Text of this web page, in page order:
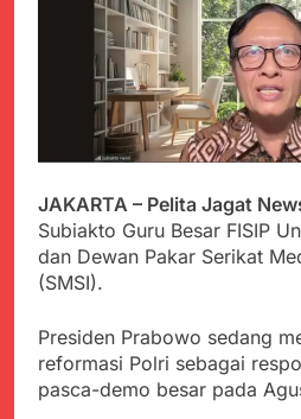
Juli
Juli
Juli
Juli
JAKARTA – Pelita Jagat
Subiakto Guru Besar FISIP
dan Dewan Pakar Serikat
(SMSI).
Presiden Prabowo sedang
reformasi Polri sebagai
pasca-demo besar pada